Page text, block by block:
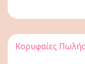
Κορυφαίες